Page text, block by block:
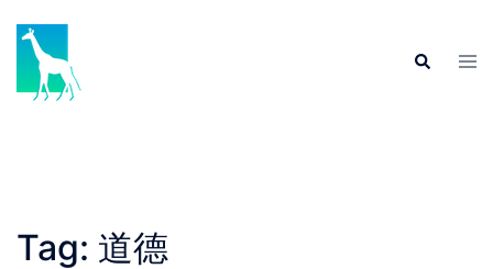
content
Search
Tag: 道德